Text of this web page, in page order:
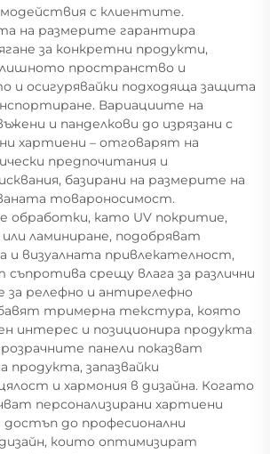
с клиентите.
на размерите гарантира
за конкретни продукти,
пространство и
и осигурявайки подходяща защита
Вариациите на
и панделкови до изрязани с
хартиени – отговарят на
предпочитания и
базирани на размерите на
товароносимост.
обработки, като UV покритие,
ламиниране, подобряват
и визуалната привлекателност,
съпротива срещу влага за различни
за релефно и антирелефно
тримерна текстура, която
интерес и позиционира продукта
панели показват
продукта, запазвайки
и хармония в дизайна. Когато
персонализирани хартиени
до професионални
които оптимизират